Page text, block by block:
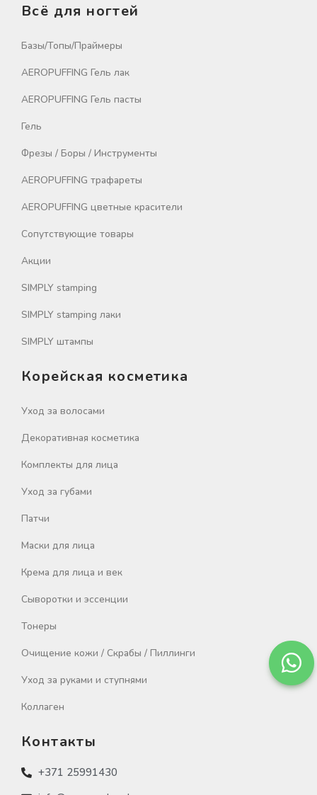
Всё для ногтей
Базы/Топы/Праймеры
AEROPUFFING Гель лак
AEROPUFFING Гель пасты
Гель
Фрезы / Боры / Инструменты
AEROPUFFING трафареты
AEROPUFFING цветные красители
Сопутствующие товары
Акции
SIMPLY stamping
SIMPLY stamping лаки
SIMPLY штампы
Корейская косметика
Уход за волосами
Декоративная косметика
Комплекты для лица
Уход за губами
Патчи
Маски для лица
Крема для лица и век
Сыворотки и эссенции
Тонеры
Очищение кожи / Скрабы / Пиллинги
Уход за руками и ступнями
Коллаген
Контакты
+371 25991430